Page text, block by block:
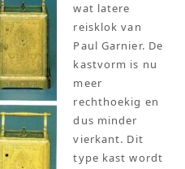
wat latere
reisklok van
Paul Garnier. De
kastvorm is nu
meer
rechthoekig en
dus minder
vierkant. Dit
type kast wordt